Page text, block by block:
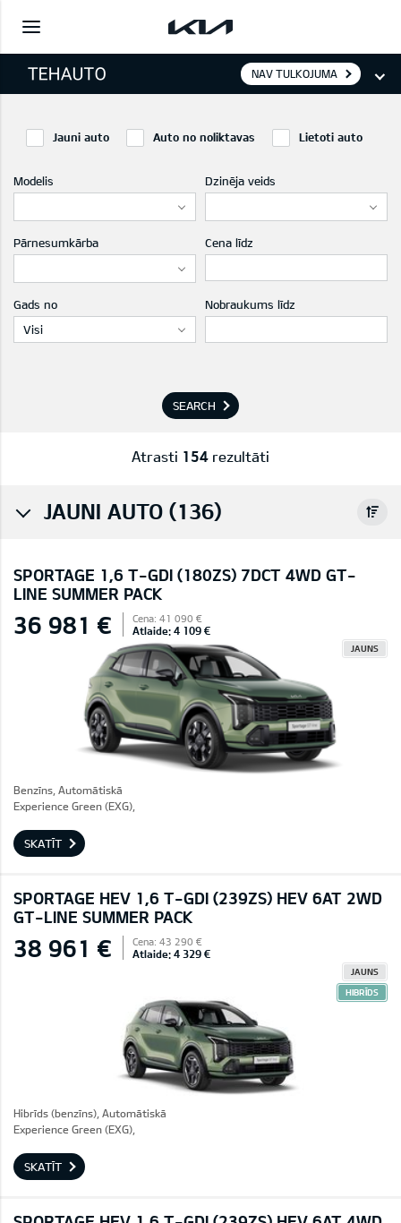
NAV TULKOJUMA
Jauni auto Auto no noliktavas Lietoti auto
Modelis Dzinēja veids
Pārnesumkārba Cena līdz
Gads no
Visi
Nobraukums līdz
SEARCH
Atrasti 154 rezultāti
JAUNI AUTO (136)
SPORTAGE 1,6 T-GDI (180ZS) 7DCT 4WD GT-
LINE SUMMER PACK
36 981 € Cena: 41 090 €
Atlaide: 4 109 €
JAUNS
Benzīns, Automātiskā
Experience Green (EXG),
SKATĪT
SPORTAGE HEV 1,6 T-GDI (239ZS) HEV 6AT 2WD
GT-LINE SUMMER PACK
38 961 € Cena: 43 290 €
Atlaide: 4 329 €
JAUNS
HIBRĪDS
Hibrīds (benzīns), Automātiskā
Experience Green (EXG),
SKATĪT